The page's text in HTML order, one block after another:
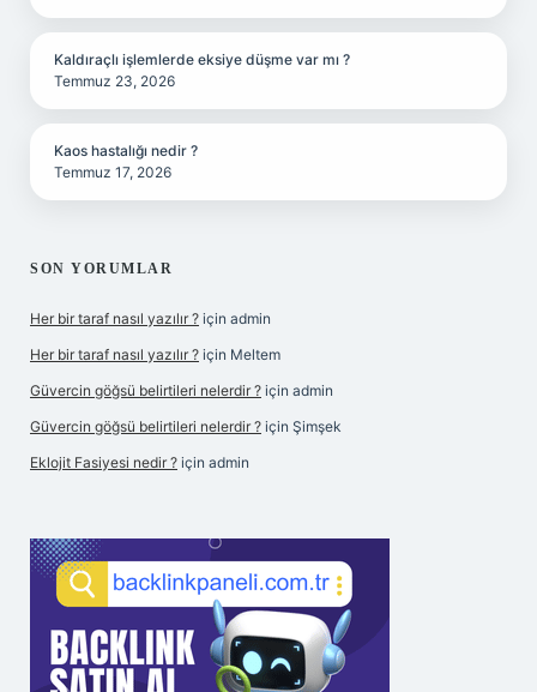
Kaldıraçlı işlemlerde eksiye düşme var mı ?
Temmuz 23, 2026
Kaos hastalığı nedir ?
Temmuz 17, 2026
SON YORUMLAR
Her bir taraf nasıl yazılır ? için admin
Her bir taraf nasıl yazılır ? için Meltem
Güvercin göğsü belirtileri nelerdir ? için admin
Güvercin göğsü belirtileri nelerdir ? için Şimşek
Eklojit Fasiyesi nedir ? için admin